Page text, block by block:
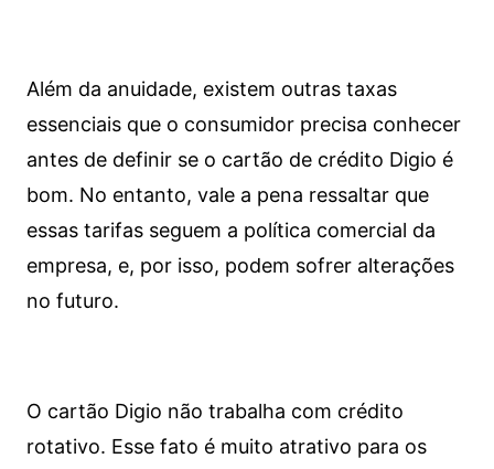
Além da anuidade, existem outras taxas
essenciais que o consumidor precisa conhecer
antes de definir se o cartão de crédito Digio é
bom. No entanto, vale a pena ressaltar que
essas tarifas seguem a política comercial da
empresa, e, por isso, podem sofrer alterações
no futuro.
O cartão Digio não trabalha com crédito
rotativo. Esse fato é muito atrativo para os